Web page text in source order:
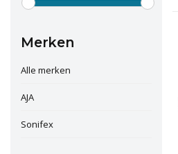
Merken
Alle merken
AJA
Sonifex